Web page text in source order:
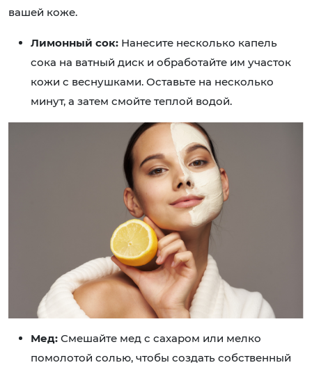
вашей коже.
Лимонный сок: Нанесите несколько капель
сока на ватный диск и обработайте им участок
кожи с веснушками. Оставьте на несколько
минут, а затем смойте теплой водой.
Мед: Смешайте мед с сахаром или мелко
помолотой солью, чтобы создать собственный